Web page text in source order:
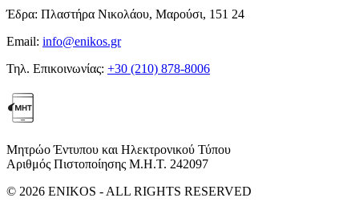
Έδρα: Πλαστήρα Νικολάου, Μαρούσι, 151 24
Email: info@enikos.gr
Τηλ. Επικοινωνίας: +30 (210) 878-8006
Μητρώο Έντυπου και Ηλεκτρονικού Τύπου
Αριθμός Πιστοποίησης Μ.Η.Τ. 242097
© 2026 ENIKOS - ALL RIGHTS RESERVED